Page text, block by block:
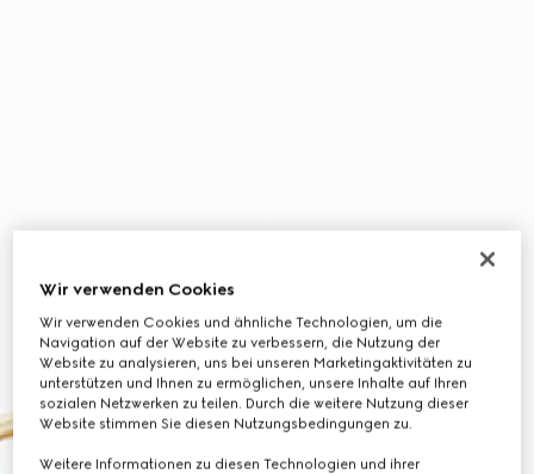
Wir verwenden Cookies
Wir verwenden Cookies und ähnliche Technologien, um die
Navigation auf der Website zu verbessern, die Nutzung der
Website zu analysieren, uns bei unseren Marketingaktivitäten zu
unterstützen und Ihnen zu ermöglichen, unsere Inhalte auf Ihren
sozialen Netzwerken zu teilen. Durch die weitere Nutzung dieser
Website stimmen Sie diesen Nutzungsbedingungen zu.
Weitere Informationen zu diesen Technologien und ihrer